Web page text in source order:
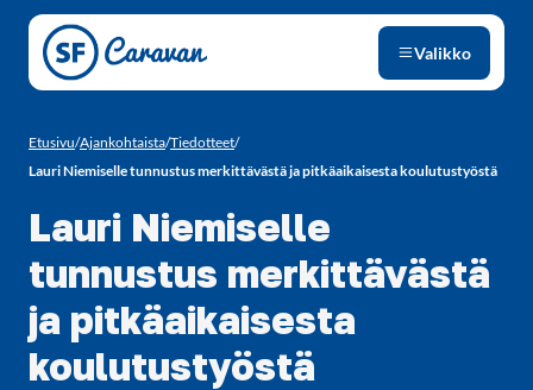
Siirry sivun sisältöön
Valikko
Etusivu/Ajankohtaista/Tiedotteet/
Lauri Niemiselle tunnustus merkittävästä ja pitkäaikaisesta koulutustyöstä
Lauri Niemiselle
tunnustus merkittävästä
ja pitkäaikaisesta
koulutustyöstä